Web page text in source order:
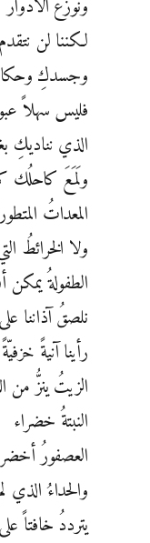
ونوزّعُ الأدوار
لكننا لن
وجسدكِ
فليس سهلاً
الذي نناديكِ
ولَمَعَ كاحلُك
المعداتُ
ولا الخرائطُ
الطفولةُ يمكن
نلصقُ آذاننا
رأينا آنيةً
الزيتُ ينزُّ من
النبتةُ خضراء
العصفورُ أخضر
والحداءُ
يترددُ خافتاً